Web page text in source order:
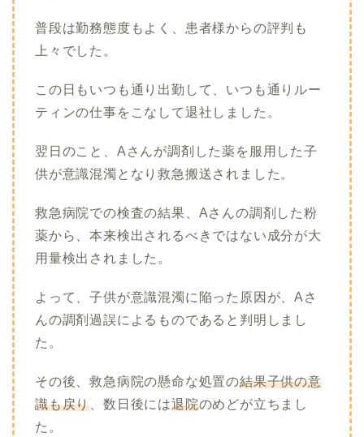
普段は勤務態度もよく、患者様からの評判も
上々でした。
この日もいつも通り出勤して、いつも通りルー
ティンの仕事をこなして退社しました。
翌日のこと、Aさんが調剤した薬を服用した子
供が意識混濁となり救急搬送されました。
救急病院での検査の結果、Aさんの調剤した粉
薬から、本来検出されるべきではない成分が大
用量検出されました。
よって、子供が意識混濁に陥った原因が、Aさ
んの調剤過誤によるものであると判明しまし
た。
その後、救急病院の懸命な処置の結果子供の意
識も戻り 、数日後には退院のめどが立ちまし
た。